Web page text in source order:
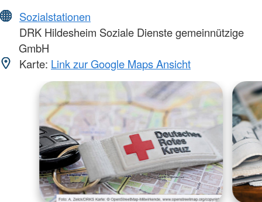
Sozialstationen
DRK Hildesheim Soziale Dienste gemeinnützige
GmbH
Karte: Link zur Google Maps Ansicht